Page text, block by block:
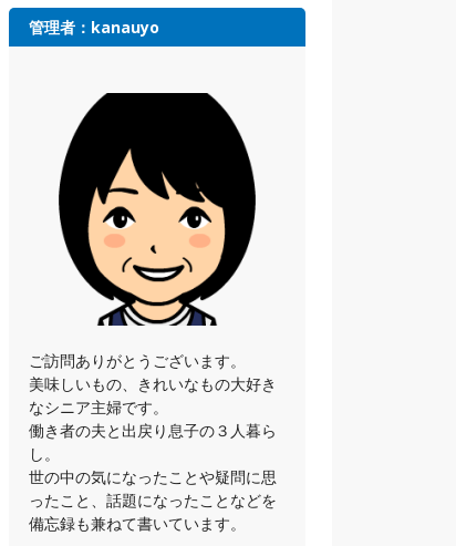
管理者：kanauyo
ご訪問ありがとうございます。
美味しいもの、きれいなもの大好き
なシニア主婦です。
働き者の夫と出戻り息子の３人暮ら
し。
世の中の気になったことや疑問に思
ったこと、話題になったことなどを
備忘録も兼ねて書いています。